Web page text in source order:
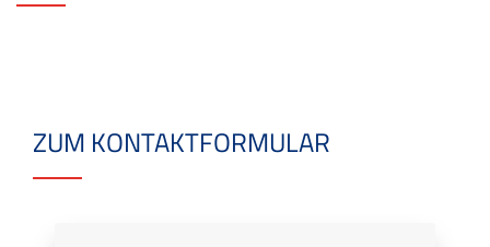
ZUM KONTAKTFORMULAR